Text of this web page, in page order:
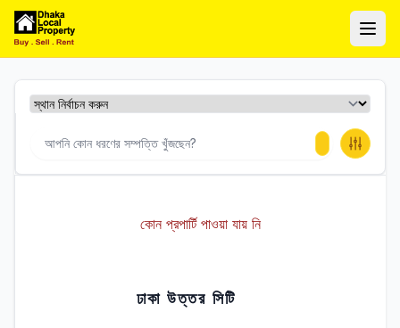
ঢাকা লোকাল প্রপার্টি
কোন প্রপার্টি পাওয়া যায় নি
ঢাকা উত্তর সিটি